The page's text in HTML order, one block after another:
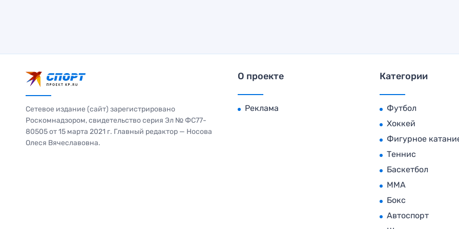
Сетевое издание (сайт) зарегистрировано
Роскомнадзором, свидетельство серия Эл № ФС77-
80505 от 15 марта 2021 г. Главный редактор — Носова
Олеся Вячеславовна.
О проекте
Реклама
Категории
Футбол
Хоккей
Фигурное
Теннис
Баскетбол
MMA
Бокс
Автоспорт